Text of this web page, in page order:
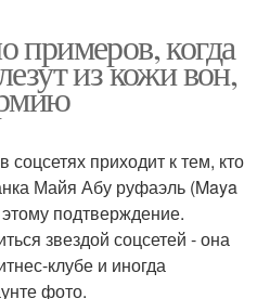
когда
из кожи вон,
соцсетях приходит к тем, кто
Майя Абу руфаэль (Maya
подтверждение.
звездой соцсетей - она
клубе и иногда
фото.